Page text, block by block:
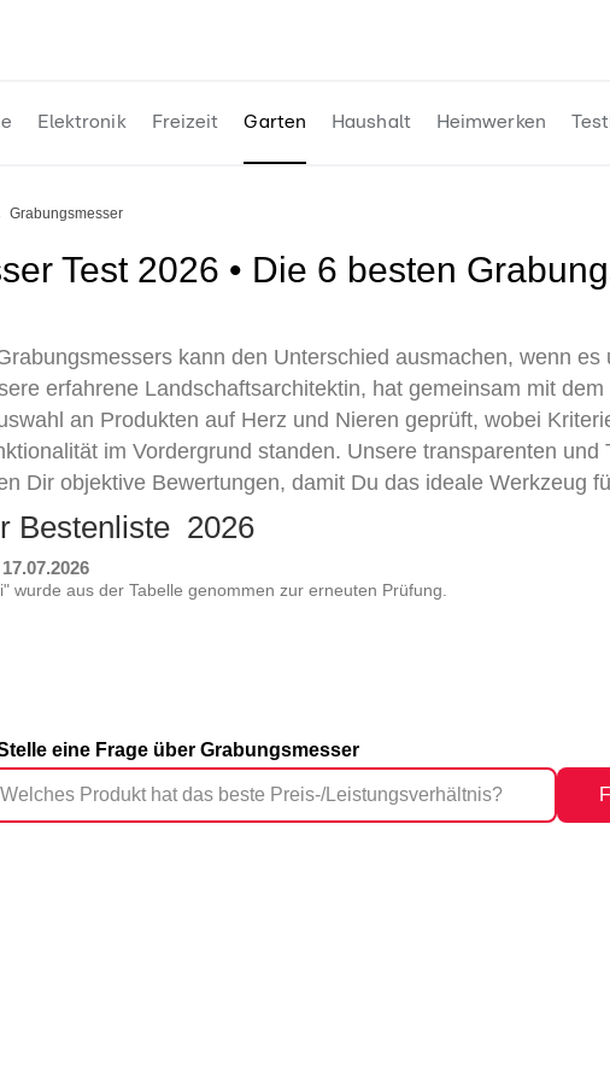
Elektronik Freizeit Garten Haushalt Heimwerken
Grabungsmesser
kann den Unterschied ausmachen, wenn
erfahrene Landschaftsarchitektin, hat gemeinsam mit dem
an Produkten auf Herz und Nieren geprüft, wobei
im Vordergrund standen. Unsere transparenten und
Dir objektive Bewertungen, damit Du das ideale Werkzeug
Bestenliste 2026
17.07.2026
wurde aus der Tabelle genommen zur erneuten Prüfung.
eine Frage über Grabungsmesser